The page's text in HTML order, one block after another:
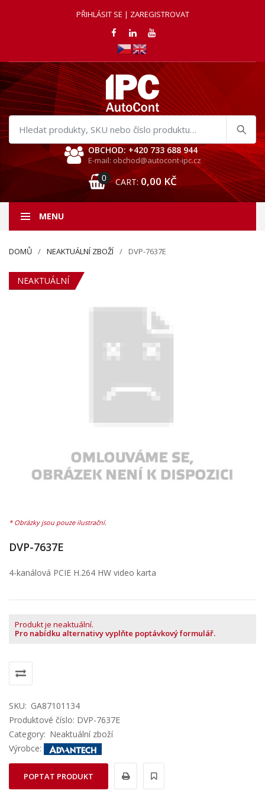
PŘIHLÁSIT SE | ZAREGISTROVAT
Hledat
produkty
OBCHOD: +420 733 688 944
E-mail: obchod@autocont-ipc.cz
0 CART: 0,00 KČ
MENU
DOMŮ NEAKTUÁLNÍ ZBOŽÍ DVP-7637E
NEAKTUÁLNÍ
DVP-7637E
4-kanálová PCIE H.264 HW video karta
Produkt je neaktuální.
Pro nabídku alternativy vyplňte poptávkový formulář.
SKU: GA87101134
Produktové číslo: DVP-7637E
Category: Neaktuální zboží
Výrobce:
POPTAT PRODUKT